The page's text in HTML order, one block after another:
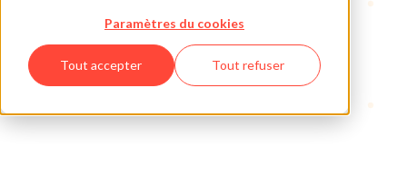
Paramètres du cookies
Tout accepter Tout refuser